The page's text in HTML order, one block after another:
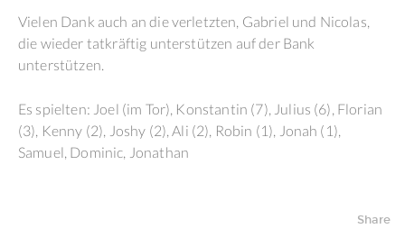
Vielen Dank auch an die verletzten, Gabriel und Nicolas,
die wieder tatkräftig unterstützen auf der Bank
unterstützen.
Es spielten: Joel (im Tor), Konstantin (7), Julius (6), Florian
(3), Kenny (2), Joshy (2), Ali (2), Robin (1), Jonah (1),
Samuel, Dominic, Jonathan
Share